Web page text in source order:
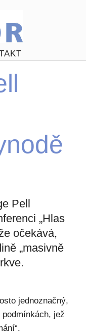
Pell
„Hlas
očekává,
„masivně
jednoznačný,
jež